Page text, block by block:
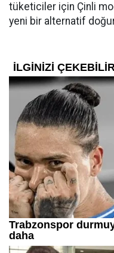
tüketiciler için Çinli
yeni bir alternatif